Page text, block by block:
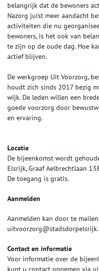
belangrijk dat de bewoners
Nazorg juist meer aandacht
activiteiten die nu
bewoners, is het ook van
te zijn op de oude dag. Hoe
actief blijven.
De werkgroep Uit Voorzorg,
houdt zich sinds 2017 bezig
wijk. De leden willen een
goede voorzorg door
en ervaring.
Locatie
De bijeenkomst wordt
Elsrijk, Graaf Aelbrechtlaan
De toegang is gratis.
Aanmelden
Aanmelden kan door te
Contact en informatie
Voor informatie over de
kunt u contact opnemen via